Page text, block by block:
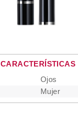
CARACTERÍSTICAS
Ojos
Mujer